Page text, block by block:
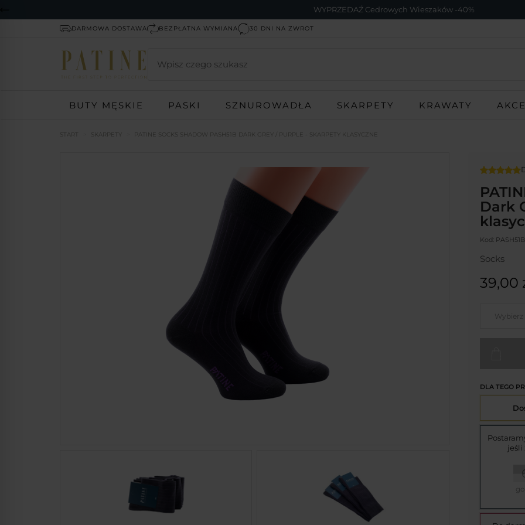
WYPRZEDAŹ Cedrowych Wieszaków -40%
DARMOWA DOSTAWA BEZPŁATNA WYMIANA 30 DNI NA ZWROT
BUTY MĘSKIE PASKI SZNUROWADŁA SKARPETY KRAWATY
START SKARPETY PATINE SOCKS SHADOW PASH51B DARK GREY / PURPLE - SKARPETY KLASYCZNE
Dark
Kod:
Socks
39,00
Wybierz
DLA TEGO
jeśli